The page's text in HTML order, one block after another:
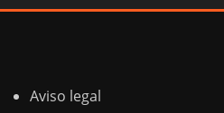
Aviso legal